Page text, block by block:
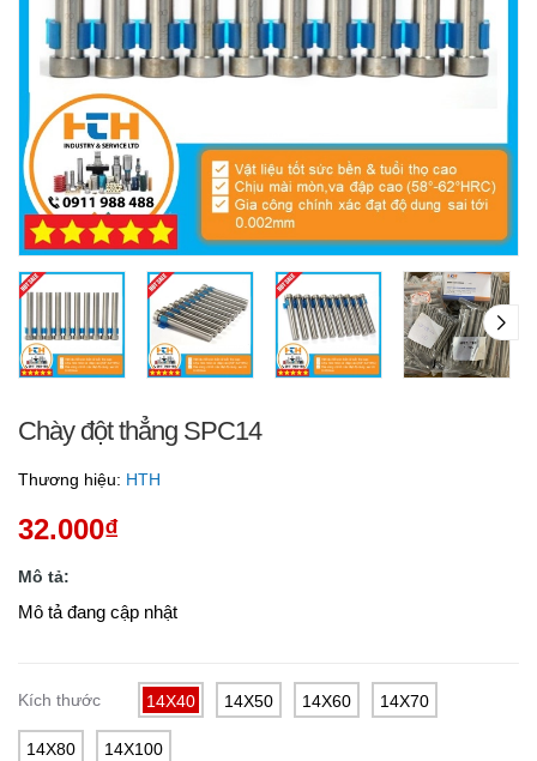
Chày đột thẳng SPC14
Thương hiệu: HTH
32.000₫
Mô tả:
Mô tả đang cập nhật
Kích thước 14X40 14X50 14X60 14X70
14X80 14X100